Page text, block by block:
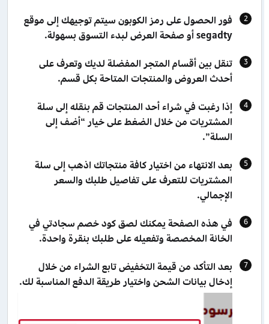
فور الحصول على رمز الكوبون سيتم توجيهك إلى موقع
segadty أو صفحة العرض لبدء التسوق بسهولة.
تنقل بين أقسام المتجر المفضلة لديك وتعرف على
أحدث العروض والمنتجات المتاحة بكل قسم.
إذا رغبت في شراء أحد المنتجات قم بنقله إلى سلة
المشتريات من خلال الضغط على خيار “أضف إلى
السلة”.
بعد الانتهاء من اختيار كافة منتجاتك اذهب إلى سلة
المشتريات للتعرف على تفاصيل طلبك والسعر
الإجمالي.
في هذه الصفحة يمكنك لصق كود خصم سجادتي في
الخانة المخصصة وتفعيله على طلبك بنقرة واحدة.
بعد التأكد من قيمة التخفيض تابع الشراء من خلال
إدخال بيانات الشحن واختيار طريقة الدفع المناسبة لك.